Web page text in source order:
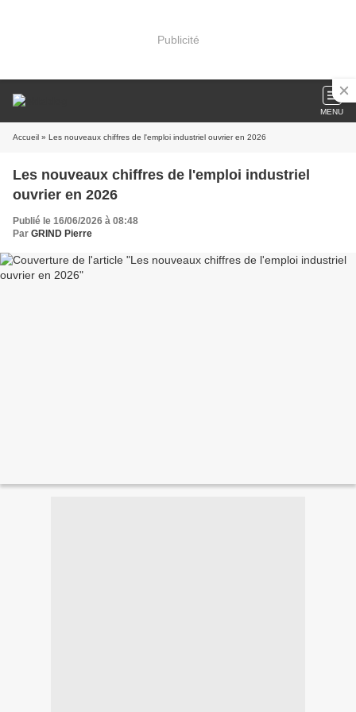
Publicité
MENU
Accueil » Les nouveaux chiffres de l'emploi industriel ouvrier en 2026
Les nouveaux chiffres de l'emploi industriel
ouvrier en 2026
Publié le 16/06/2026 à 08:48
Par GRIND Pierre